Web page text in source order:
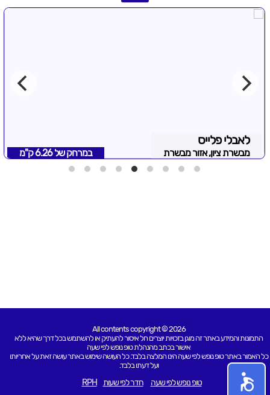
לאבלי פלייס
מבשרת ציון, אזור מבשרת במרחק של 6.26 ק"מ
All contents copyright © 2026
התמונות והמידע באתר זה מוגן בזכויות יוצרים חל איסור להעתיק או להשתמש בכל דרך שהיא ללא
אישור בכתב מהנהלת טופ נופש לפי שעה
כל האמור באתר טופ נופש לפי שעה הינו המלצה בלבד. כל העושה שימוש באתר עושה זאת על אחריותו
ועל דעתו בלבד.
טופ נופש לפי שעה חדר לפי שעות RPH